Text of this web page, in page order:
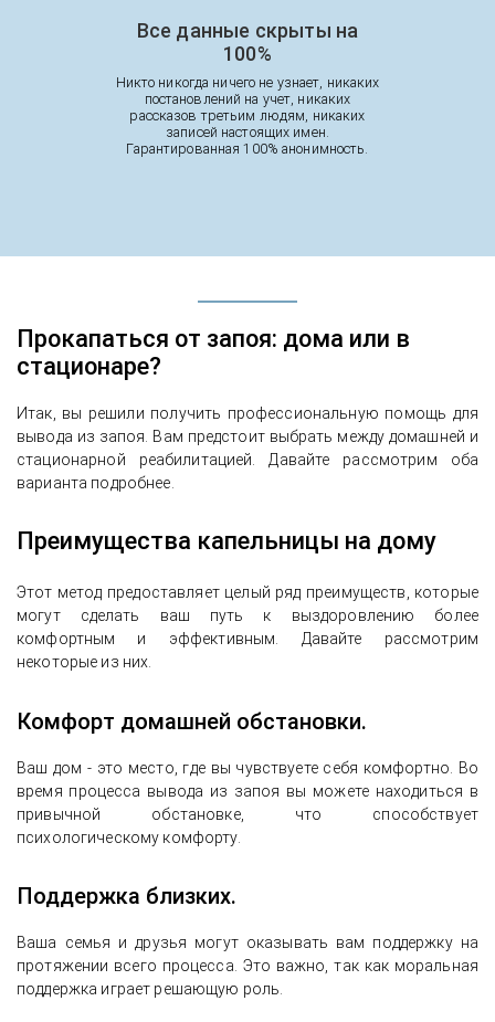
Все данные скрыты на
100%
Никто никогда ничего не узнает, никаких
постановлений на учет, никаких
рассказов третьим людям, никаких
записей настоящих имен.
Гарантированная 100% анонимность.
Прокапаться от запоя: дома или в
стационаре?
Итак, вы решили получить профессиональную помощь для
вывода из запоя. Вам предстоит выбрать между домашней и
стационарной реабилитацией. Давайте рассмотрим оба
варианта подробнее.
Преимущества капельницы на дому
Этот метод предоставляет целый ряд преимуществ, которые
могут сделать ваш путь к выздоровлению более
комфортным и эффективным. Давайте рассмотрим
некоторые из них.
Комфорт домашней обстановки.
Ваш дом - это место, где вы чувствуете себя комфортно. Во
время процесса вывода из запоя вы можете находиться в
привычной обстановке, что способствует
психологическому комфорту.
Поддержка близких.
Ваша семья и друзья могут оказывать вам поддержку на
протяжении всего процесса. Это важно, так как моральная
поддержка играет решающую роль.